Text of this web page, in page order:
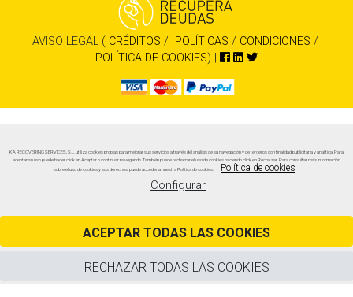
AVISO LEGAL ( CRÉDITOS / POLÍTICAS / CONDICIONES /
POLÍTICA DE COOKIES) |
KA RECOVERING SERVICES, S.L. utiliza cookies propias para mejorar sus servicios a través del análisis de su navegación y de terceros con finalidad publicitaria y analítica. Para
aceptar su uso puede hacer click en Aceptar o continuar navegando. También puede rechazar el uso de cookies haciendo click en Rechazar. Para consultar más información
sobre el uso de cookies y sus derechos, puede acceder a nuestra Política de cookies.
Política de cookies
Configurar
ACEPTAR TODAS LAS COOKIES
RECHAZAR TODAS LAS COOKIES